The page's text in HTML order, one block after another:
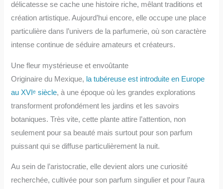
délicatesse se cache une histoire riche, mêlant traditions et
création artistique. Aujourd’hui encore, elle occupe une place
particulière dans l’univers de la parfumerie, où son caractère
intense continue de séduire amateurs et créateurs.
Une fleur mystérieuse et envoûtante
Originaire du Mexique, la tubéreuse est introduite en Europe
au XVIᵉ siècle, à une époque où les grandes explorations
transforment profondément les jardins et les savoirs
botaniques. Très vite, cette plante attire l’attention, non
seulement pour sa beauté mais surtout pour son parfum
puissant qui se diffuse particulièrement la nuit.
Au sein de l’aristocratie, elle devient alors une curiosité
recherchée, cultivée pour son parfum singulier et pour l’aura